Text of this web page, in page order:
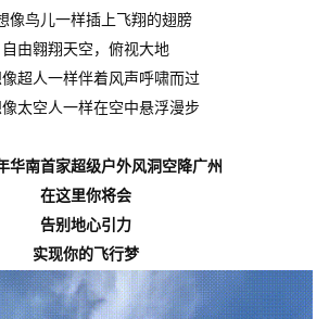
像鸟儿一样插上飞翔的翅膀
自由翱翔天空，俯视大地
超人一样伴着风声呼啸而过
太空人一样在空中悬浮漫步
华南首家超级户外风洞空降广州
在这里你将会
告别地心引力
实现你的飞行梦